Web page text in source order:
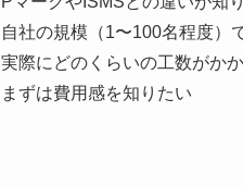
自社の規模（1〜100名程度）
実際にどのくらいの工数がか
まずは費用感を知りたい